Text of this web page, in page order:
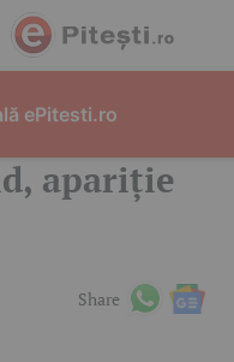
apariție
Share
ePitesti.ro